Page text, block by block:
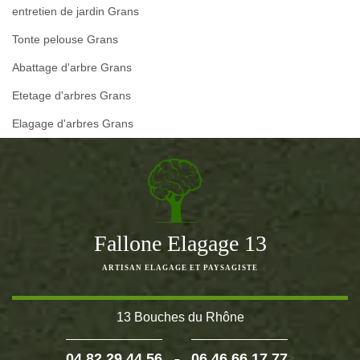
entretien de jardin Grans
Tonte pelouse Grans
Abattage d'arbre Grans
Etetage d'arbres Grans
Elagage d'arbres Grans
Fallone Elagage 13
ARTISAN ELAGAGE ET PAYSAGISTE
13 Bouches du Rhône